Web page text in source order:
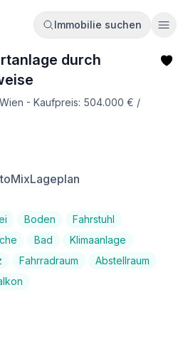
Immobilie suchen
durch
- Kaufpreis: 504.000 € /
Lageplan
Boden
Fahrstuhl
Bad
Klimaanlage
Fahrradraum
Abstellraum